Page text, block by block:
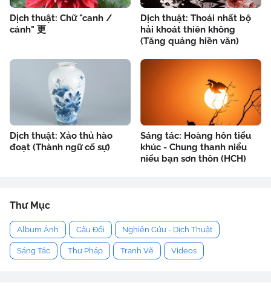
Dịch thuật: Chữ "canh /
cánh" 更
Dịch thuật: Thoái nhất bộ
hải khoát thiên không
(Tăng quảng hiền văn)
Dịch thuật: Xảo thủ hào
đoạt (Thành ngữ cố sự)
Sáng tác: Hoàng hôn tiểu
khúc - Chung thanh niểu
niểu bạn sơn thôn (HCH)
Thư Mục
Album Ảnh Câu Đối Nghiên Cứu - Dịch Thuật
Sáng Tác Thư Pháp Tranh Vẽ Videos